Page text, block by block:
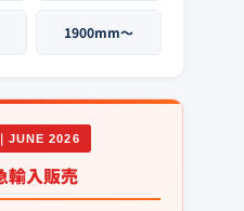
1900mm〜
JUNE 2026
輸入販売